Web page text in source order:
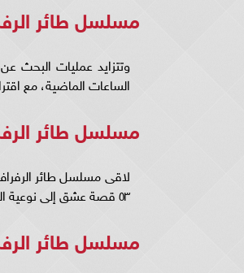
مسلسل طائر الرفراف
الساعات الماضية، مع
مسلسل طائر
٥٣ قصة عشق إلى نوعية المسلسلات التركية الرومانسية.
مسلسل طائر